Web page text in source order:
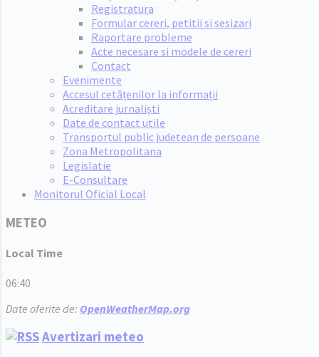
Registratura
Formular cereri, petitii si sesizari
Raportare probleme
Acte necesare si modele de cereri
Contact
Evenimente
Accesul cetățenilor la informații
Acreditare jurnaliști
Date de contact utile
Transportul public judetean de persoane
Zona Metropolitana
Legislatie
E-Consultare
Monitorul Oficial Local
METEO
Local Time
06:40
Date oferite de: OpenWeatherMap.org
Avertizari meteo